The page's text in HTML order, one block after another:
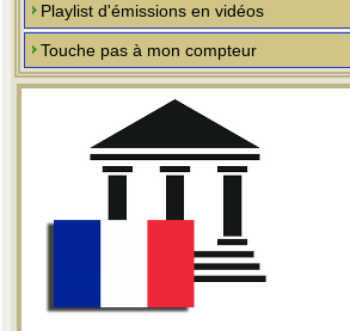
Playlist d'émissions en vidéos
Touche pas à mon compteur